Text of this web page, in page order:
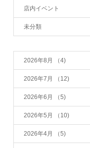
店内イベント
未分類
2026年8月 （4)
2026年7月 （12)
2026年6月 （5)
2026年5月 （10)
2026年4月 （5)